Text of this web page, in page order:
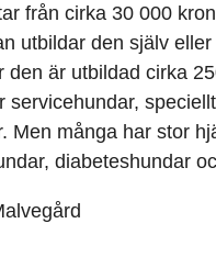
från cirka 30 000
utbildar den själv
den är utbildad cirka
servicehundar,
Men många har stor
diabeteshundar